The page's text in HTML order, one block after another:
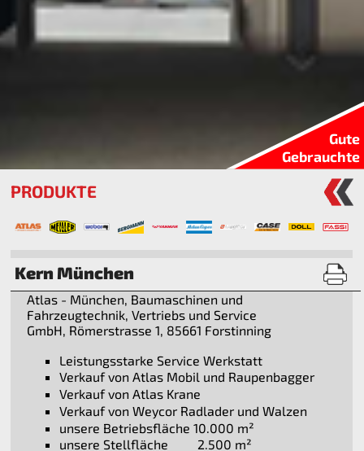
Gute
Gebrauchte
PRODUKTE
Kern München
Atlas - München, Baumaschinen und
Fahrzeugtechnik, Vertriebs und Service
GmbH, Römerstrasse 1, 85661 Forstinning
Leistungsstarke Service Werkstatt
Verkauf von Atlas Mobil und Raupenbagger
Verkauf von Atlas Krane
Verkauf von Weycor Radlader und Walzen
unsere Betriebsfläche 10.000 m²
unsere Stellfläche 2.500 m²